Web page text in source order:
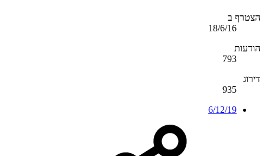
הצטרף ב
18/6/16
הודעות
793
דירוג
935
6/12/19